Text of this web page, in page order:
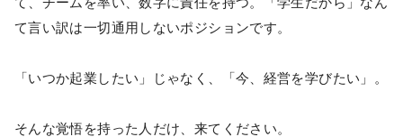
て言い訳は一切通用しないポジションです。
「いつか起業したい」じゃなく、「今、経営を学びたい」。
そんな覚悟を持った人だけ、来てください。